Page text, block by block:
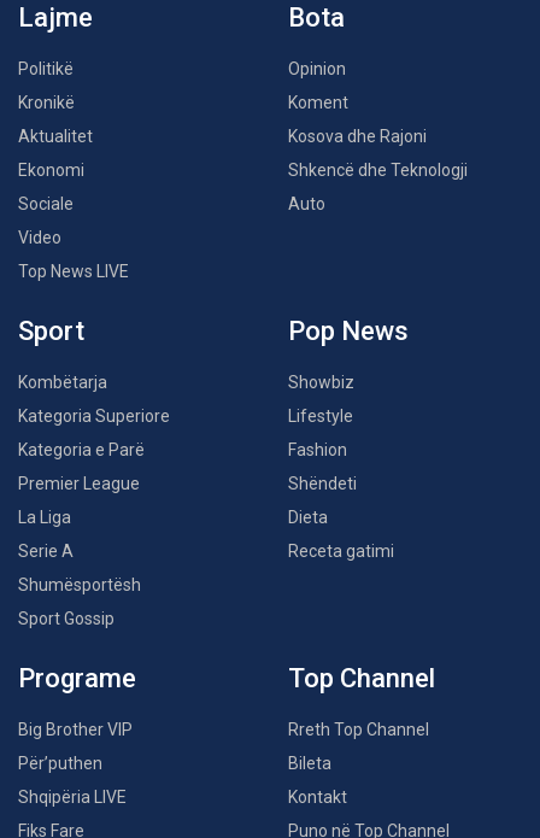
Lajme
Politikë
Kronikë
Aktualitet
Ekonomi
Sociale
Video
Top News LIVE
Bota
Opinion
Koment
Kosova dhe Rajoni
Shkencë dhe Teknologji
Auto
Sport
Kombëtarja
Kategoria Superiore
Kategoria e Parë
Premier League
La Liga
Serie A
Shumësportësh
Sport Gossip
Pop News
Showbiz
Lifestyle
Fashion
Shëndeti
Dieta
Receta gatimi
Programe
Big Brother VIP
Për’puthen
Shqipëria LIVE
Fiks Fare
Top Channel
Rreth Top Channel
Bileta
Kontakt
Puno në Top Channel